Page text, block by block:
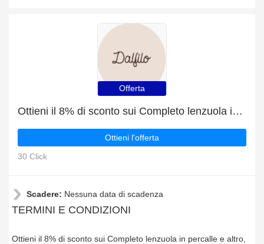
Offerta
Ottieni il 8% di sconto sui Completo lenzuola in percalle e altro
Ottieni l'offerta
30 Click
Scadere: Nessuna data di scadenza
TERMINI E CONDIZIONI
Ottieni il 8% di sconto sui Completo lenzuola in percalle e altro,